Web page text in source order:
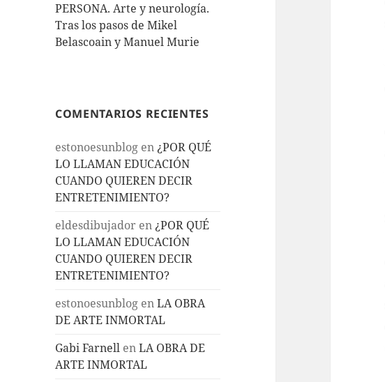
PERSONA. Arte y neurología.
Tras los pasos de Mikel
Belascoain y Manuel Murie
COMENTARIOS RECIENTES
estonoesunblog en¿POR QUÉ
LO LLAMAN EDUCACIÓN
CUANDO QUIEREN DECIR
ENTRETENIMIENTO?
eldesdibujador en¿POR QUÉ
LO LLAMAN EDUCACIÓN
CUANDO QUIEREN DECIR
ENTRETENIMIENTO?
estonoesunblog enLA OBRA
DE ARTE INMORTAL
Gabi Farnell enLA OBRA DE
ARTE INMORTAL